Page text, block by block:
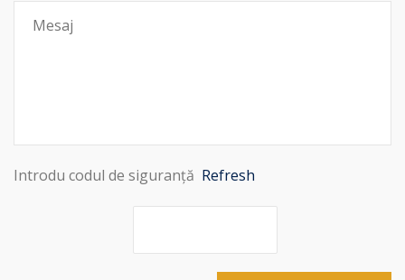
Introdu codul de siguranță Refresh